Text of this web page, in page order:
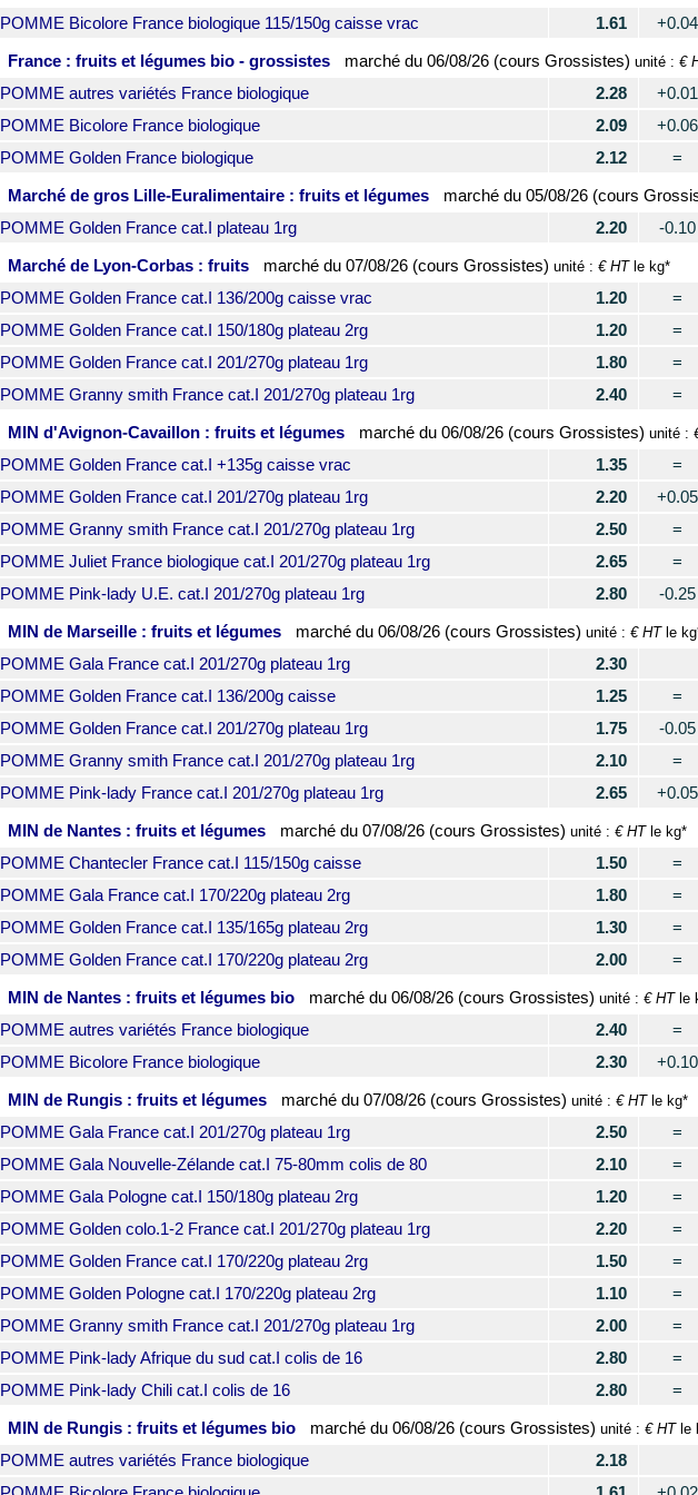
POMME Bicolore France biologique 115/150g caisse vrac 1.61 +0.04
France : fruits et légumes bio - grossistes
marché du06/08/26 (cours Grossistes) unité : €
POMME autres variétés France biologique 2.28 +0.01
POMME Bicolore France biologique
2.09 +0.06
POMME Golden France biologique
2.12 =
Marché de gros Lille-Euralimentaire : fruits et légumes
marché du05/08/26 (cours
POMME Golden France cat.I plateau 1rg 2.20
-0.10
Marché de Lyon-Corbas : fruits
marché du07/08/26 (cours Grossistes) unité : € HTle kg*
POMME Golden France cat.I 136/200g caisse vrac 1.20 =
POMME Golden France cat.I 150/180g plateau 2rg
1.20 =
POMME Golden France cat.I 201/270g plateau 1rg
1.80 =
POMME Granny smith France cat.I 201/270g plateau 1rg
2.40 =
MIN d'Avignon-Cavaillon : fruits et légumes
marché du06/08/26 (cours Grossistes) unité :
POMME Golden France cat.I +135g caisse vrac 1.35 =
POMME Golden France cat.I 201/270g plateau 1rg
2.20 +0.05
POMME Granny smith France cat.I 201/270g plateau 1rg
2.50 =
POMME Juliet France biologique cat.I 201/270g plateau 1rg
2.65 =
POMME Pink-lady U.E. cat.I 201/270g plateau 1rg
2.80 -0.25
MIN de Marseille : fruits et légumes
marché du06/08/26 (cours Grossistes) unité : € HTle
POMME Gala France cat.I 201/270g plateau 1rg 2.30
POMME Golden France cat.I 136/200g caisse
1.25 =
POMME Golden France cat.I 201/270g plateau 1rg
1.75 -0.05
POMME Granny smith France cat.I 201/270g plateau 1rg
2.10 =
POMME Pink-lady France cat.I 201/270g plateau 1rg
2.65 +0.05
MIN de Nantes : fruits et légumes
marché du07/08/26 (cours Grossistes) unité : € HTle kg*
POMME Chantecler France cat.I 115/150g caisse 1.50 =
POMME Gala France cat.I 170/220g plateau 2rg
1.80
=
POMME Golden France cat.I 135/165g plateau 2rg
1.30 =
POMME Golden France cat.I 170/220g plateau 2rg
2.00 =
MIN de Nantes : fruits et légumes bio
marché du06/08/26 (cours Grossistes) unité : € HTle
POMME autres variétés France biologique 2.40
=
POMME Bicolore France biologique
2.30 +0.10
MIN de Rungis : fruits et légumes
marché du07/08/26 (cours Grossistes) unité : € HTle kg*
POMME Gala France cat.I 201/270g plateau 1rg 2.50 =
POMME Gala Nouvelle-Zélande cat.I 75-80mm colis de 80
2.10 =
POMME Gala Pologne cat.I 150/180g plateau 2rg
1.20 =
POMME Golden colo.1-2 France cat.I 201/270g plateau 1rg
2.20 =
POMME Golden France cat.I 170/220g plateau 2rg
1.50 =
POMME Golden Pologne cat.I 170/220g plateau 2rg
1.10 =
POMME Granny smith France cat.I 201/270g plateau 1rg
2.00 =
POMME Pink-lady Afrique du sud cat.I colis de 16
2.80
=
POMME Pink-lady Chili cat.I colis de 16
2.80
=
MIN de Rungis : fruits et légumes bio
marché du06/08/26 (cours Grossistes) unité : € HTle
POMME autres variétés France biologique
2.18